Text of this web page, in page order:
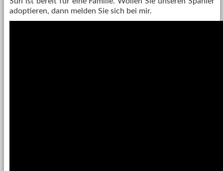
adoptieren, dann melden Sie sich bei mir.